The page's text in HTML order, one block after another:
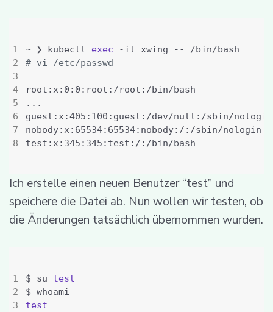
4
~ ❯ kubectl exec
# vi /etc/passwd
Ich erstelle einen neuen Benutzer “test” und
speichere die Datei ab. Nun wollen wir testen, ob
die Änderungen tatsächlich übernommen wurden.
$ su test
test